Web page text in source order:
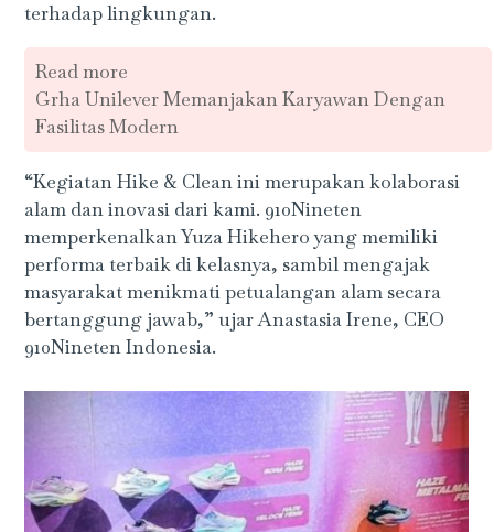
terhadap lingkungan.
Read more
Grha Unilever Memanjakan Karyawan Dengan
Fasilitas Modern
“Kegiatan Hike & Clean ini merupakan kolaborasi
alam dan inovasi dari kami. 910Nineten
memperkenalkan Yuza Hikehero yang memiliki
performa terbaik di kelasnya, sambil mengajak
masyarakat menikmati petualangan alam secara
bertanggung jawab,” ujar Anastasia Irene, CEO
910Nineten Indonesia.